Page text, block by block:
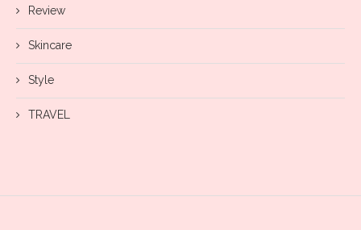
Review
Skincare
Style
TRAVEL